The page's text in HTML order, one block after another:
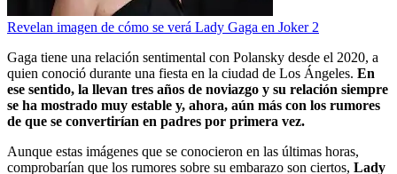
Revelan imagen de cómo se verá Lady Gaga en Joker 2
Gaga tiene una relación sentimental con Polansky desde el 2020, a
quien conoció durante una fiesta en la ciudad de Los Ángeles. En
ese sentido, la llevan tres años de noviazgo y su relación siempre
se ha mostrado muy estable y, ahora, aún más con los rumores
de que se convertirían en padres por primera vez.
Aunque estas imágenes que se conocieron en las últimas horas,
comprobarían que los rumores sobre su embarazo son ciertos, Lady